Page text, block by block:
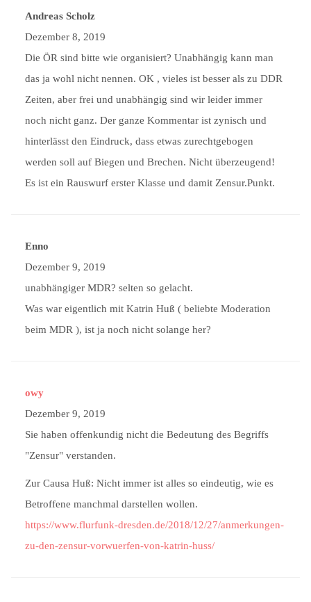
Andreas Scholz
Dezember 8, 2019
Die ÖR sind bitte wie organisiert? Unabhängig kann man
das ja wohl nicht nennen. OK , vieles ist besser als zu DDR
Zeiten, aber frei und unabhängig sind wir leider immer
noch nicht ganz. Der ganze Kommentar ist zynisch und
hinterlässt den Eindruck, dass etwas zurechtgebogen
werden soll auf Biegen und Brechen. Nicht überzeugend!
Es ist ein Rauswurf erster Klasse und damit Zensur.Punkt.
Enno
Dezember 9, 2019
unabhängiger MDR? selten so gelacht.
Was war eigentlich mit Katrin Huß ( beliebte Moderation
beim MDR ), ist ja noch nicht solange her?
owy
Dezember 9, 2019
Sie haben offenkundig nicht die Bedeutung des Begriffs
"Zensur" verstanden.
Zur Causa Huß: Nicht immer ist alles so eindeutig, wie es
Betroffene manchmal darstellen wollen.
https://www.flurfunk-dresden.de/2018/12/27/anmerkungen-
zu-den-zensur-vorwuerfen-von-katrin-huss/